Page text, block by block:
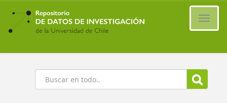
Ir
contenido
principal
Buscar